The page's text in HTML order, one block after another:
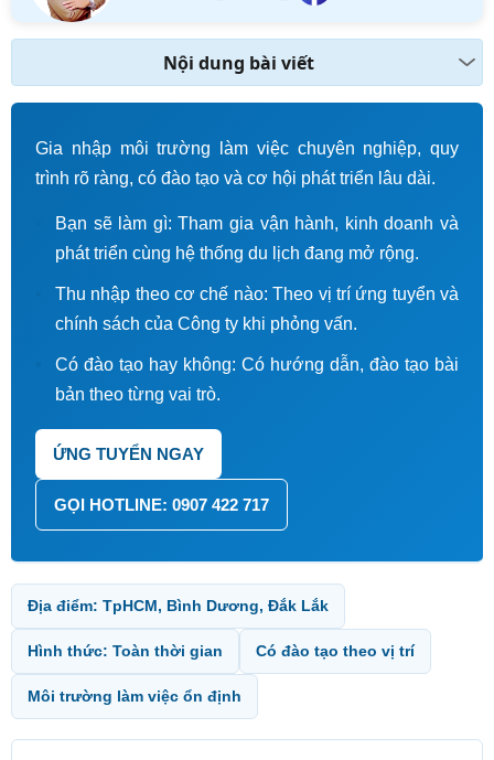
Nội dung bài viết
Gia nhập môi trường làm việc chuyên nghiệp, quy
trình rõ ràng, có đào tạo và cơ hội phát triển lâu dài.
Bạn sẽ làm gì: Tham gia vận hành, kinh doanh và
phát triển cùng hệ thống du lịch đang mở rộng.
Thu nhập theo cơ chế nào: Theo vị trí ứng tuyển và
chính sách của Công ty khi phỏng vấn.
Có đào tạo hay không: Có hướng dẫn, đào tạo bài
bản theo từng vai trò.
ỨNG TUYỂN NGAY
GỌI HOTLINE: 0907 422 717
Địa điểm: TpHCM, Bình Dương, Đắk Lắk
Hình thức: Toàn thời gian Có đào tạo theo vị trí
Môi trường làm việc ổn định